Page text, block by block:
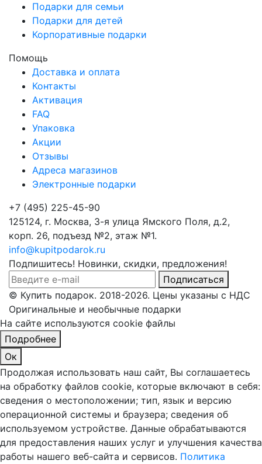
Подарки для семьи
Подарки для детей
Корпоративные подарки
Помощь
Доставка и оплата
Контакты
Активация
FAQ
Упаковка
Акции
Отзывы
Адреса магазинов
Электронные подарки
+7 (495) 225-45-90
125124, г. Москва, 3-я улица Ямского Поля, д.2,
корп. 26, подъезд №2, этаж №1.
info@kupitpodarok.ru
Подпишитесь! Новинки, скидки, предложения!
Подписаться
© Купить подарок. 2018-2026. Цены указаны с НДС
Оригинальные и необычные подарки
На сайте используются cookie файлы
Подробнее
Ок
Продолжая использовать наш сайт, Вы соглашаетесь
на обработку файлов cookie, которые включают в себя:
сведения о местоположении; тип, язык и версию
операционной системы и браузера; сведения об
используемом устройстве. Данные обрабатываются
для предоставления наших услуг и улучшения качества
работы нашего веб-сайта и сервисов. Политика